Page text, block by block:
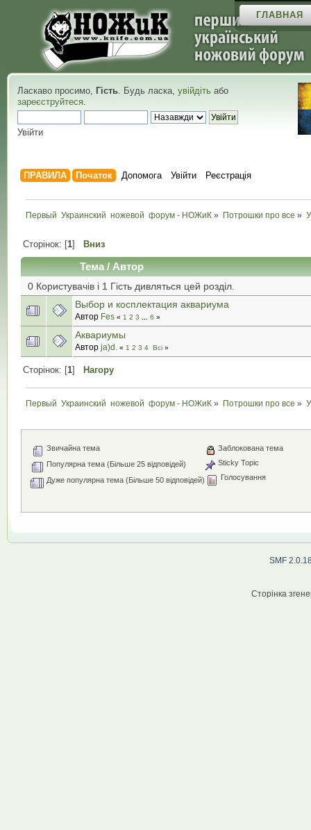
ГЛАВНАЯ
Ласкаво просимо, Гість. Будь ласка, увійдіть або
зареєструйтеся.
Увійти
ПРАВИЛА Початок Допомога Увійти Реєстрація
Первый  Украинский  ножевой  форум - НОЖиК » Потрошки про все »
Сторінок: [1] Вниз
Тема/Автор
0 Користувачів і 1 Гість дивляться цей розділ.
Выбор и косплектация аквариума
Автор Fes « 1 2 3 6 »
Аквариумы
Автор ja)d. « 1 2 3 4 Всі »
Сторінок: [1] Нагору
Первый  Украинский  ножевой  форум - НОЖиК » Потрошки про все »
Звичайна тема
Популярна тема (Більше 25 відповідей)
Дуже популярна тема (Більше 50 відповідей)
Заблокована тема
Sticky Topic
Голосування
SMF
Сторінка